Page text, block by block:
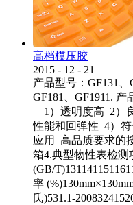
高档模压胶
2015 - 12 - 21
产品型号：GF131、
GF181、
1）透明度高 2）
性能和回弹性 4）
应用 高品质要求的
箱4.典型物性表检测
(GB/
率
氏)531.1-